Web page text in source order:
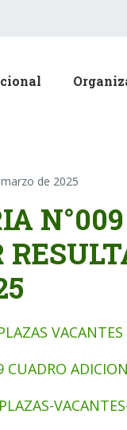
de 2025
CUADRO